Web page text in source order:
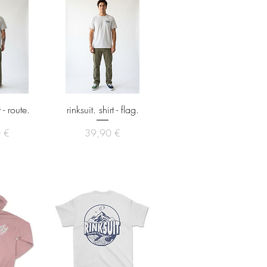
route.
€
Snabbvisning
rinksuit. shirt - flag.
Pris
39,90 €